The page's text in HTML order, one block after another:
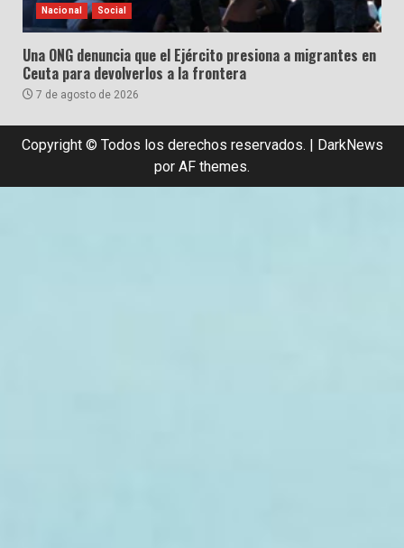
Nacional Social
Una ONG denuncia que el Ejército presiona a migrantes en
Ceuta para devolverlos a la frontera
7 de agosto de 2026
Copyright © Todos los derechos reservados.
DarkNews
por AF themes.